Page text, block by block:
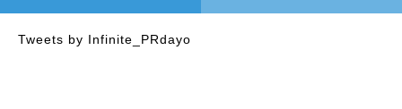
Tweets by Infinite_PRdayo